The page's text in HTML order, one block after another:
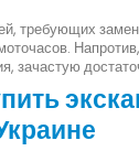
требующих
зачастую